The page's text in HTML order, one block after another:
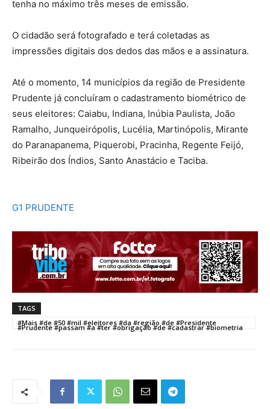
tenha no máximo três meses de emissão.
O cidadão será fotografado e terá coletadas as
impressões digitais dos dedos das mãos e a assinatura.
Até o momento, 14 municípios da região de Presidente
Prudente já concluíram o cadastramento biométrico de
seus eleitores: Caiabu, Indiana, Inúbia Paulista, João
Ramalho, Junqueirópolis, Lucélia, Martinópolis, Mirante
do Paranapanema, Piquerobi, Pracinha, Regente Feijó,
Ribeirão dos Índios, Santo Anastácio e Taciba.
G1 PRUDENTE
TAGS
#Mais #de #50 #mil #eleitores #da #região #de #Presidente
#Prudente #passam #a #ter #obrigação #de #cadastrar #biometria